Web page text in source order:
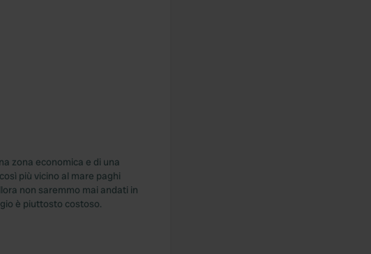
zona economica e di una
più vicino al mare paghi
non saremmo mai andati in
è piuttosto costoso.